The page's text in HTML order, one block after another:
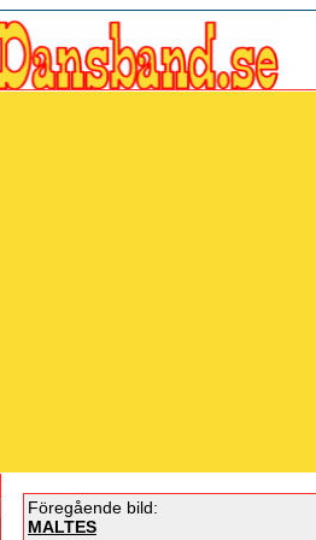
Föregående bild:
MALTES